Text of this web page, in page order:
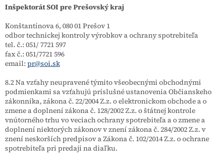
Inšpektorát SOI pre Prešovský kraj
Konštantínova 6, 080 01 Prešov 1
odbor technickej kontroly výrobkov a ochrany spotrebiteľa
tel. č.: 051/ 7721 597
fax č.: 051/7721 596
email: pr@soi.sk
8.2 Na vzťahy neupravené týmito všeobecnými obchodnými
podmienkami sa vzťahujú príslušné ustanovenia Občianskeho
zákonníka, zákona č. 22/2004 Z.z. o elektronickom obchode a o
zmene a doplnení zákona č. 128/2002 Z.z. o štátnej kontrole
vnútorného trhu vo veciach ochrany spotrebiteľa a o zmene a
doplnení niektorých zákonov v znení zákona č. 284/2002 Z.z. v
znení neskorších predpisov a Zákona č. 102/2014 Z.z. o ochrane
spotrebiteľa pri predaji na diaľku.